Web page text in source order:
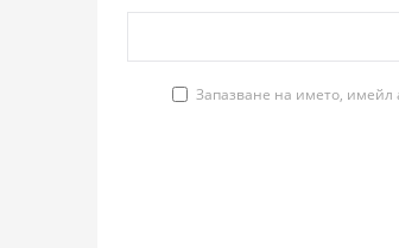
Запазване на името, имейл